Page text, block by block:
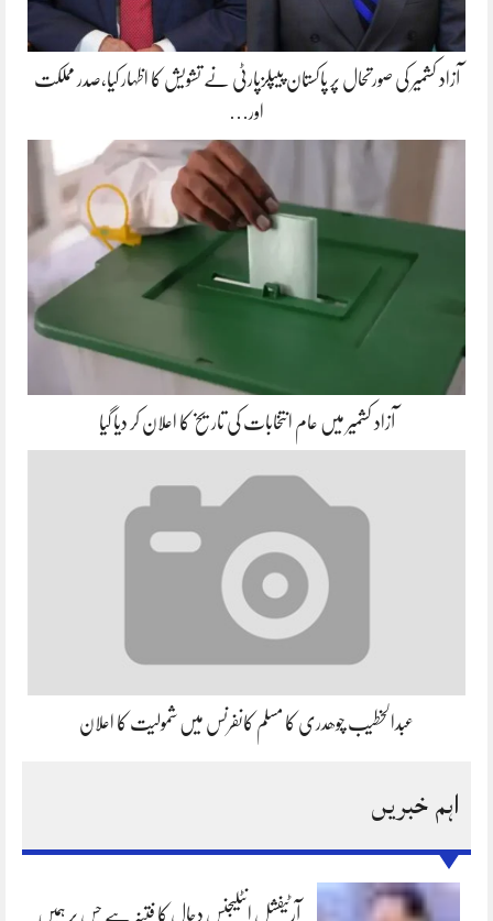
آزاد کشمیر کی صورتحال پر پاکستان پیپلزپارٹی نے تشویش کا اظہار کیا،صدر مملکت
اور…
آزاد کشمیر میں عام انتخابات کی تاریخ کا اعلان کر دیا گیا
عبدالخطیب چوھدری کا مسلم کانفرنس میں شمولیت کا اعلان
اہم خبریں
آرٹیفشل انٹلیجنس دجال کا فتنہ ہے جس پر ہمیں